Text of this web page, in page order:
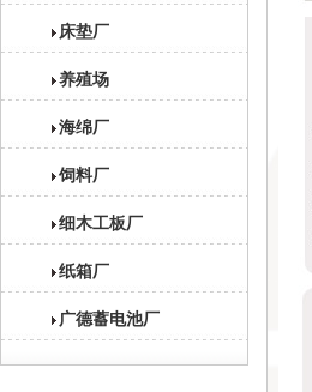
床垫厂
养殖场
海绵厂
饲料厂
细木工板厂
纸箱厂
广德蓄电池厂